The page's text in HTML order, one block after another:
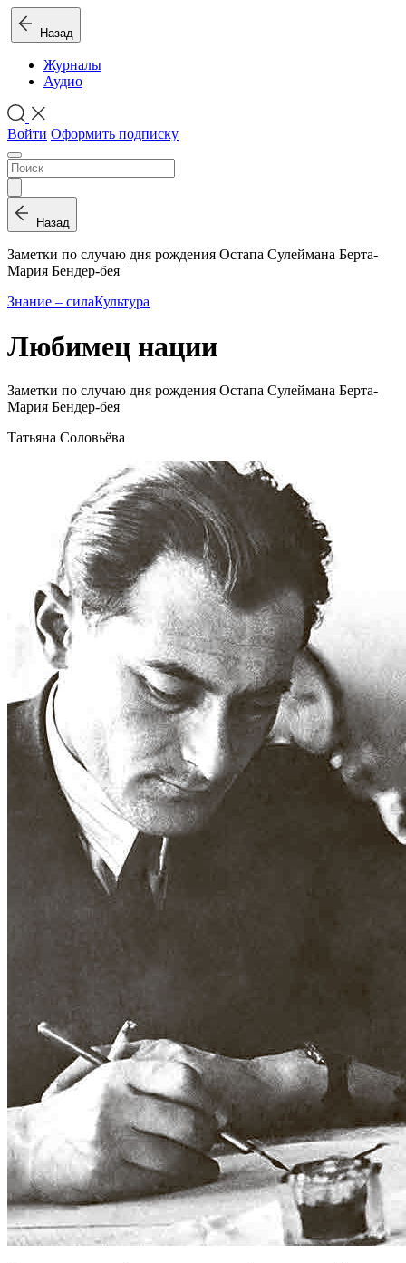
Назад
Журналы
Аудио
Войти Оформить подписку
Назад
Заметки по случаю дня рождения Остапа Сулеймана Берта-
Мария Бендер-бея
Знание – силаКультура
Любимец нации
Заметки по случаю дня рождения Остапа Сулеймана Берта-
Мария Бендер-бея
Татьяна Соловьёва